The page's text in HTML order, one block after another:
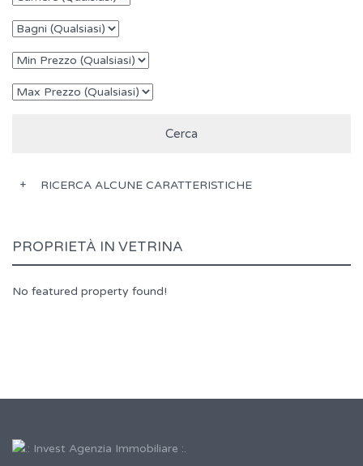
RICERCA ALCUNE CARATTERISTICHE
PROPRIETÀ IN VETRINA
No featured property found!